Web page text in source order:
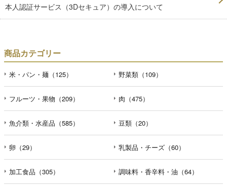
本人認証サービス（3Dセキュア）の導入について
商品カテゴリー
米・パン・麺（125） 野菜類（109）
フルーツ・果物（209） 肉（475）
魚介類・水産品（585） 豆類（20）
卵（29） 乳製品・チーズ（60）
加工食品（305） 調味料・香辛料・油（64）